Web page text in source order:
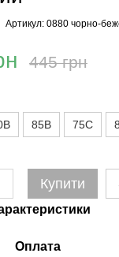
Артикул: 0880 чорно-
445 грн
85B 75C
Купити
Оплата